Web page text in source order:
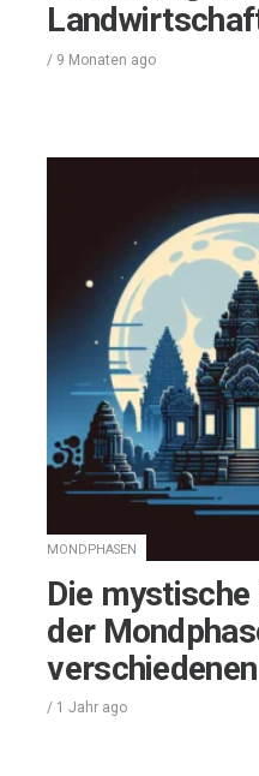
/ 9 Monaten ago
MONDPHASEN
Die mystische
der
/ 1 Jahr ago